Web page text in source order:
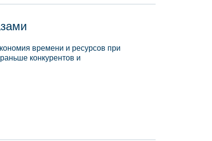
времени и ресурсов при
конкурентов и